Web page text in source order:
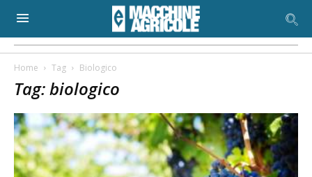
Home Tag Biologico
Tag: biologico